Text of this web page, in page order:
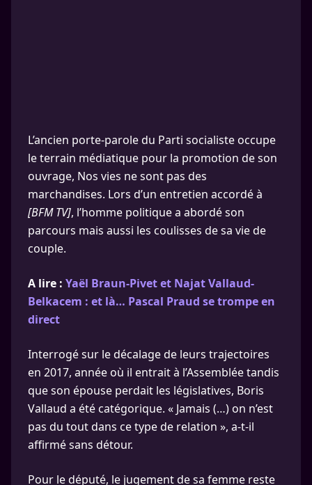
L’ancien porte-parole du Parti socialiste occupe
le terrain médiatique pour la promotion de son
ouvrage, Nos vies ne sont pas des
marchandises. Lors d’un entretien accordé à
[BFM TV], l’homme politique a abordé son
parcours mais aussi les coulisses de sa vie de
couple.
A lire : Yaël Braun-Pivet et Najat Vallaud-
Belkacem : et là… Pascal Praud se trompe en
direct
Interrogé sur le décalage de leurs trajectoires
en 2017, année où il entrait à l’Assemblée tandis
que son épouse perdait les législatives, Boris
Vallaud a été catégorique. « Jamais (…) on n’est
pas du tout dans ce type de relation », a-t-il
affirmé sans détour.
Pour le député, le jugement de sa femme reste